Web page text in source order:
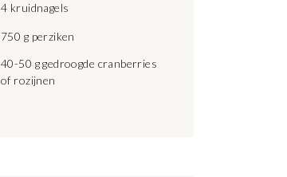
4 kruidnagels
750 g perziken
40-50 g gedroogde cranberries
of rozijnen